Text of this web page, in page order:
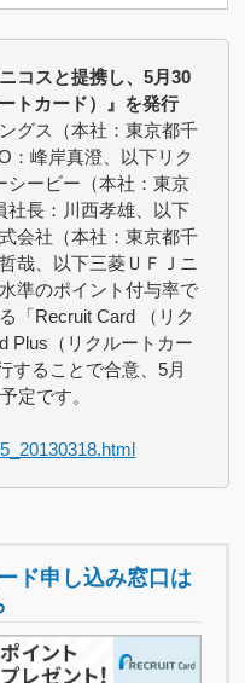
コスと提携し、5月30
トカード）』を発行
グス（本社：東京都千
：峰岸真澄、以下リク
ービー（本社：東京
社長：川西孝雄、以下
会社（本社：東京都千
哉、以下三菱ＵＦＪニ
準のポイント付与率で
「Recruit Card （リク
Plus（リクルートカー
ることで合意、5月
定です。
ド申し込み窓口は